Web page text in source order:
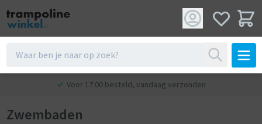
Voor 17:00 besteld, vandaag verzonden
Zwembaden